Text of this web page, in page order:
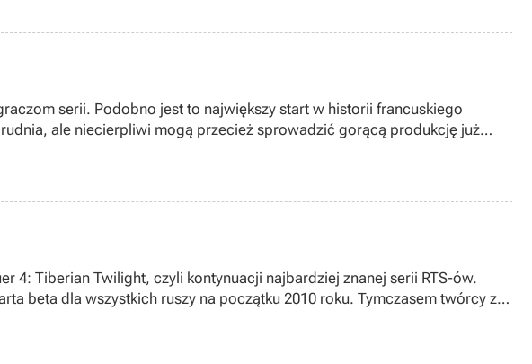
serii. Podobno jest to największy start w historii francuskiego
ale niecierpliwi mogą przecież sprowadzić gorącą produkcję już
4: Tiberian Twilight, czyli kontynuacji najbardziej znanej serii RTS-ów.
beta dla wszystkich ruszy na początku 2010 roku. Tymczasem twórcy z